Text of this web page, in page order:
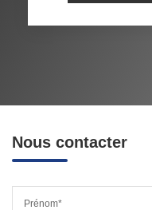
Nous contacter
Prénom*